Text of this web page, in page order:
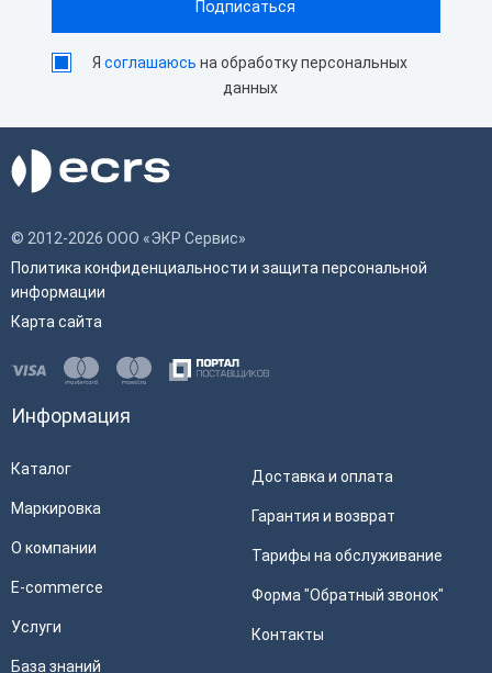
Ясоглашаюсь на обработку персональных
данных
© 2012-2026 ООО «ЭКР Сервис»
Политика конфиденциальности и защита персональной
информации
Карта сайта
Информация
Каталог
Маркировка
О компании
E-commerce
Услуги
База знаний
Доставка и оплата
Гарантия и возврат
Тарифы на обслуживание
Форма "Обратный звонок"
Контакты